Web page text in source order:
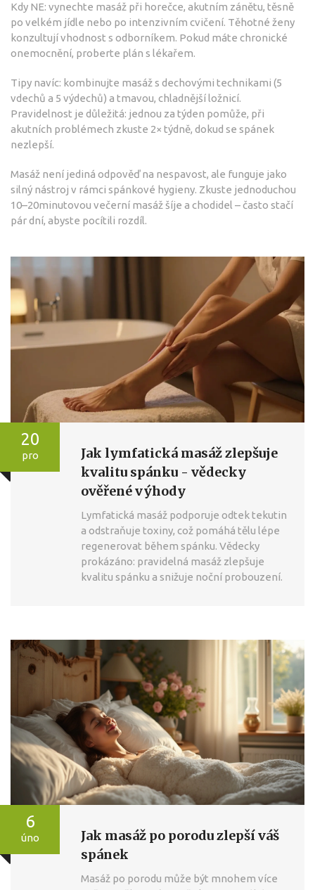
Kdy NE: vynechte masáž při horečce, akutním zánětu, těsně
po velkém jídle nebo po intenzivním cvičení. Těhotné ženy
konzultují vhodnost s odborníkem. Pokud máte chronické
onemocnění, proberte plán s lékařem.
Tipy navíc: kombinujte masáž s dechovými technikami (5
vdechů a 5 výdechů) a tmavou, chladnější ložnicí.
Pravidelnost je důležitá: jednou za týden pomůže, při
akutních problémech zkuste 2× týdně, dokud se spánek
nezlepší.
Masáž není jediná odpověď na nespavost, ale funguje jako
silný nástroj v rámci spánkové hygieny. Zkuste jednoduchou
10–20minutovou večerní masáž šíje a chodidel – často stačí
pár dní, abyste pocítili rozdíl.
20
pro
Jak lymfatická masáž zlepšuje
kvalitu spánku - vědecky
ověřené výhody
Lymfatická masáž podporuje odtek tekutin
a odstraňuje toxiny, což pomáhá tělu lépe
regenerovat během spánku. Vědecky
prokázáno: pravidelná masáž zlepšuje
kvalitu spánku a snižuje noční probouzení.
6
úno
Jak masáž po porodu zlepší váš
spánek
Masáž po porodu může být mnohem více